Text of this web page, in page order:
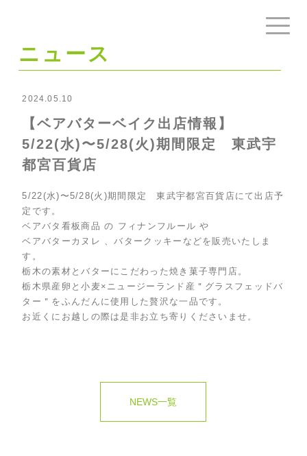
ニュース
2024.05.10
【ベアバターベイク出店情報】
5/22(水)〜5/28(火)期間限定 東武宇
都宮百貨店
5/22(水)〜5/28(火)期間限定 東武宇都宮百貨店にて出店予
定です。
ベアバタ看板商品 の フィナンフルール や
ベアバターカヌレ 、バタークッキーなどを販売いたしま
す。
栃木の素材とバターにこだわった焼き菓子専門店。
栃木県産卵と小麦×ニュージーランド産＂グラスフェッドバ
ター＂をふんだんに使用した贅沢な一品です。
お近くにお越しの際は是非お立ち寄りくださいませ。
NEWS一覧